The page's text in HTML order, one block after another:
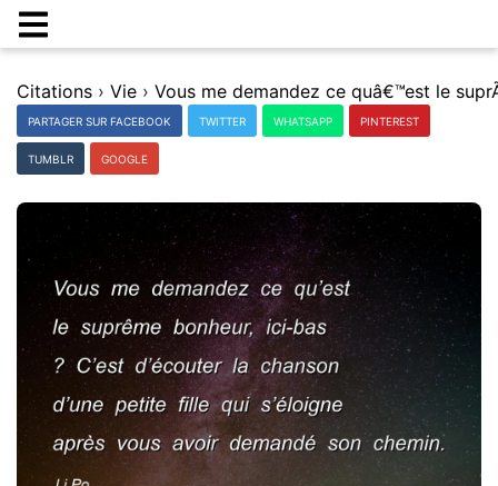
Citations › Vie ›
PARTAGER SUR FACEBOOK TWITTER WHATSAPP PINTEREST
TUMBLR GOOGLE